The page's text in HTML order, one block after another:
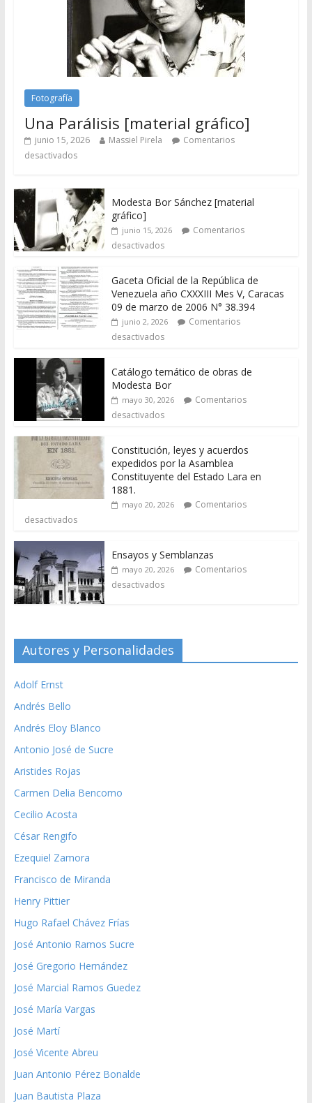
Fotografía
Una Parálisis [material gráfico]
junio 15, 2026 Massiel Pirela
Comentarios
desactivados
Modesta Bor Sánchez [material
gráfico]
junio 15, 2026
Comentarios
desactivados
Gaceta Oficial de la República de
Venezuela año CXXXIII Mes V, Caracas
09 de marzo de 2006 N° 38.394
junio 2, 2026
Comentarios
desactivados
Catálogo temático de obras de
Modesta Bor
mayo 30, 2026
Comentarios
desactivados
Constitución, leyes y acuerdos
expedidos por la Asamblea
Constituyente del Estado Lara en
1881.
mayo 20, 2026
Comentarios
desactivados
Ensayos y Semblanzas
mayo 20, 2026
Comentarios
desactivados
Autores y Personalidades
Adolf Ernst
Andrés Bello
Andrés Eloy Blanco
Antonio José de Sucre
Aristides Rojas
Carmen Delia Bencomo
Cecilio Acosta
César Rengifo
Ezequiel Zamora
Francisco de Miranda
Henry Pittier
Hugo Rafael Chávez Frías
José Antonio Ramos Sucre
José Gregorio Hernández
José Marcial Ramos Guedez
José María Vargas
José Martí
José Vicente Abreu
Juan Antonio Pérez Bonalde
Juan Bautista Plaza